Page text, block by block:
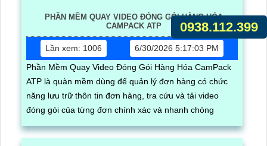
PHẦN MỀM QUAY VIDEO ĐÓNG GÓI HÀNG HÓA
CAMPACK ATP
Lần xem: 1006
6/30/2026 5:17:03 PM
Phần Mềm Quay Video Đóng Gói Hàng Hóa CamPack
ATP là quàn mềm dùng để quản lý đơn hàng có chức
năng lưu trữ thôn tin đơn hàng, tra cứu và tải video
đóng gói của từng đơn chính xác và nhanh chóng
0938.112.399